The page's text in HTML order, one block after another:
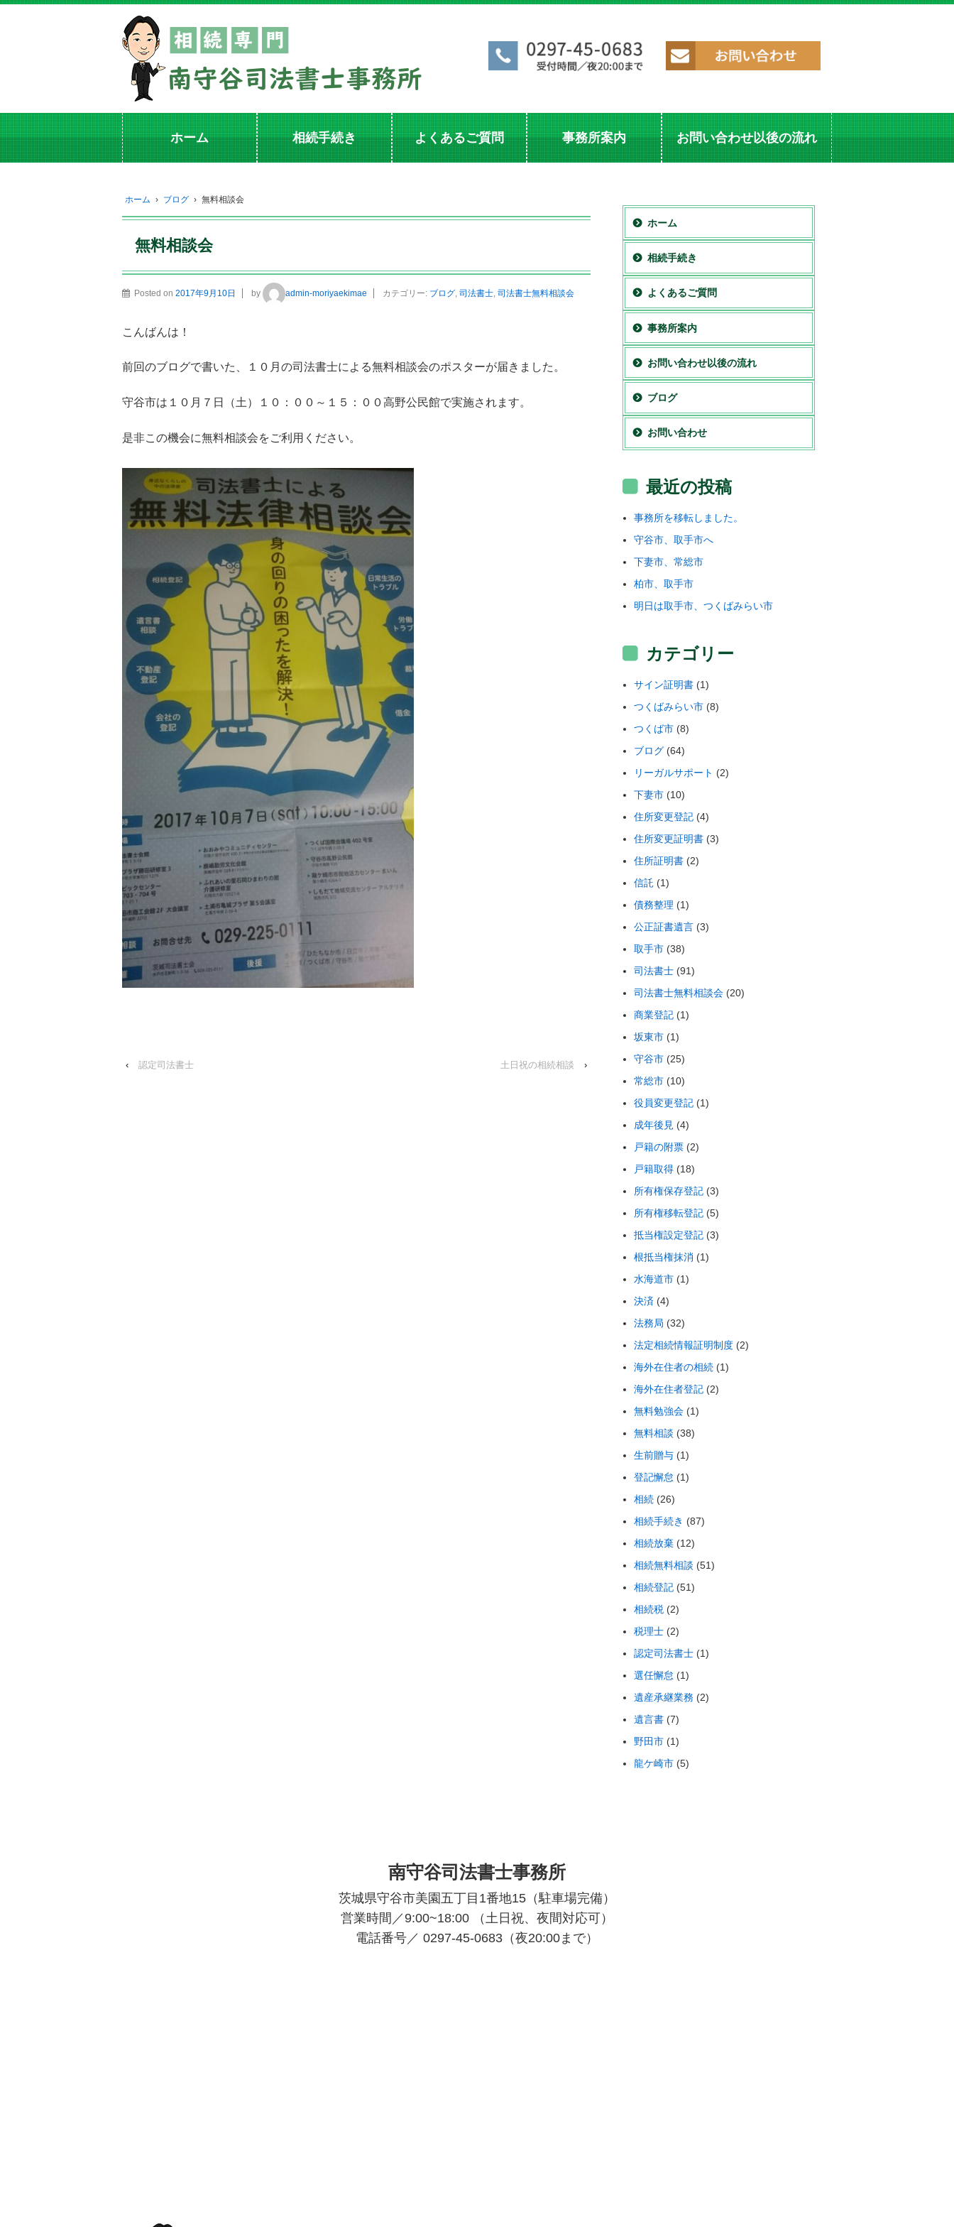
ホーム 相続手続き よくあるご質問 事務所案内 お問い合わせ以後の流れ
ホーム › ブログ › 無料相談会
無料相談会
Posted on 2017年9月10日 by admin-moriyaekimae カテゴリー: ブログ, 司法書士, 司法書士無料相談会
こんばんは！
前回のブログで書いた、１０月の司法書士による無料相談会のポスターが届きました。
守谷市は１０月７日（土）１０：００～１５：００高野公民館で実施されます。
是非この機会に無料相談会をご利用ください。
‹ 認定司法書士 土日祝の相続相談 ›
ホーム
相続手続き
よくあるご質問
事務所案内
お問い合わせ以後の流れ
ブログ
お問い合わせ
最近の投稿
事務所を移転しました。
守谷市、取手市へ
下妻市、常総市
柏市、取手市
明日は取手市、つくばみらい市
カテゴリー
サイン証明書(1)
つくばみらい市(8)
つくば市(8)
ブログ(64)
リーガルサポート (2)
下妻市(10)
住所変更登記(4)
住所変更証明書(3)
住所証明書(2)
信託 (1)
債務整理 (1)
公正証書遺言(3)
取手市(38)
司法書士(91)
司法書士無料相談会(20)
商業登記(1)
坂東市(1)
守谷市(25)
常総市(10)
役員変更登記(1)
成年後見 (4)
戸籍の附票(2)
戸籍取得(18)
所有権保存登記(3)
所有権移転登記(5)
抵当権設定登記(3)
根抵当権抹消 (1)
水海道市(1)
決済(4)
法務局 (32)
法定相続情報証明制度(2)
海外在住者の相続(1)
海外在住者登記(2)
無料勉強会(1)
無料相談 (38)
生前贈与(1)
登記懈怠 (1)
相続(26)
相続手続き (87)
相続放棄(12)
相続無料相談 (51)
相続登記(51)
相続税(2)
税理士(2)
認定司法書士(1)
選任懈怠 (1)
遺産承継業務 (2)
遺言書(7)
野田市(1)
龍ケ崎市(5)
南守谷司法書士事務所
茨城県守谷市美園五丁目1番地15（駐車場完備）
営業時間／9:00~18:00 （土日祝、夜間対応可）
電話番号／ 0297-45-0683（夜20:00まで）